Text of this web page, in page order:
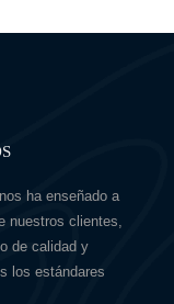
ha enseñado a
nuestros clientes,
de calidad y
los estándares